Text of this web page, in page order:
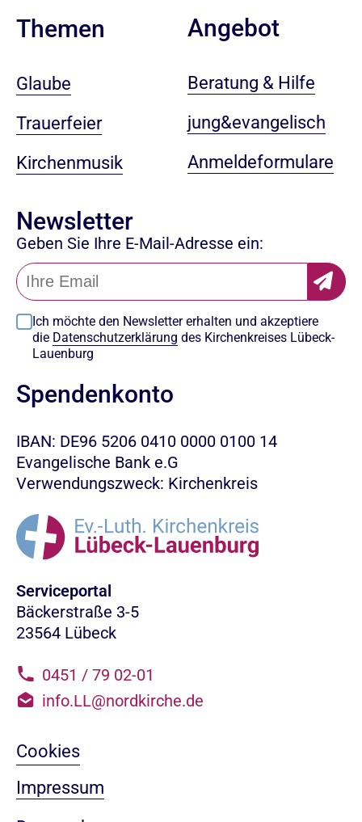
Themen
Glaube
Trauerfeier
Kirchenmusik
Angebot
Beratung & Hilfe
jung&evangelisch
Anmeldeformulare
Newsletter
Geben Sie Ihre E-Mail-Adresse ein:
Ich möchte den Newsletter erhalten und akzeptiere
die Datenschutzerklärung des Kirchenkreises Lübeck-
Lauenburg
Spendenkonto
IBAN: DE96 5206 0410 0000 0100 14
Evangelische Bank e.G
Verwendungszweck: Kirchenkreis
Serviceportal
Bäckerstraße 3-5
23564 Lübeck
0451 / 79 02-01
info.LL@nordkirche.de
Cookies
Impressum